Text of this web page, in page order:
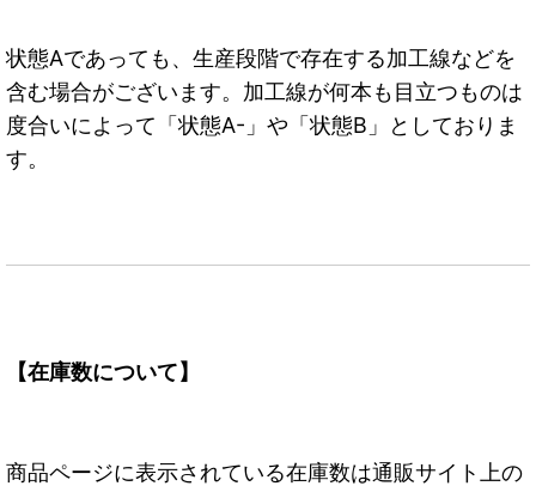
状態Aであっても、生産段階で存在する加工線などを
含む場合がございます。加工線が何本も目立つものは
度合いによって「状態A-」や「状態B」としておりま
す。
【在庫数について】
商品ページに表示されている在庫数は通販サイト上の